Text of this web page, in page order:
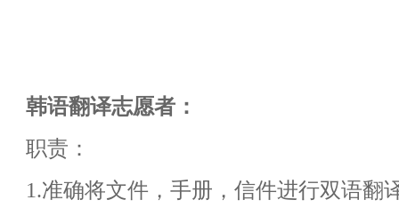
韩语翻译志愿者：
职责：
1.准确将文件，手册，信件进行双语翻